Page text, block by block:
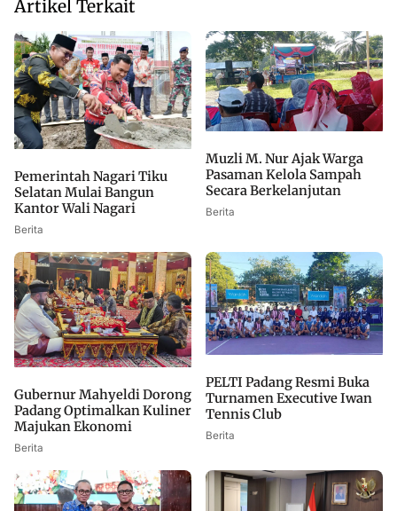
Artikel Terkait
Pemerintah Nagari Tiku
Selatan Mulai Bangun
Kantor Wali Nagari
Berita
Muzli M. Nur Ajak Warga
Pasaman Kelola Sampah
Secara Berkelanjutan
Berita
Gubernur Mahyeldi Dorong
Padang Optimalkan Kuliner
Majukan Ekonomi
Berita
PELTI Padang Resmi Buka
Turnamen Executive Iwan
Tennis Club
Berita